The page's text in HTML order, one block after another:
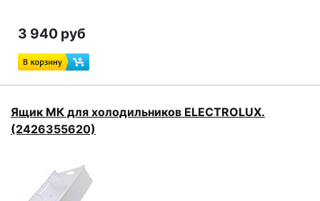
3 940 руб
Ящик МК для холодильников ELECTROLUX.
(2426355620)